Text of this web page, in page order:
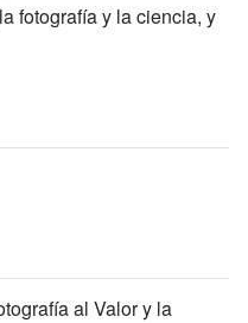
fotografía y la ciencia, y
al Valor y la